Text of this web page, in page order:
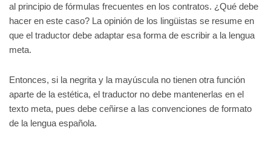
al principio de fórmulas frecuentes en los contratos. ¿Qué debe
hacer en este caso? La opinión de los lingüistas se resume en
que el traductor debe adaptar esa forma de escribir a la lengua
meta.
Entonces, si la negrita y la mayúscula no tienen otra función
aparte de la estética, el traductor no debe mantenerlas en el
texto meta, pues debe ceñirse a las convenciones de formato
de la lengua española.